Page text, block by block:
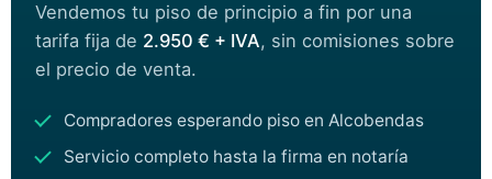
Vendemos tu piso de principio a fin por una
tarifa fija de 2.950 € + IVA, sin comisiones sobre
el precio de venta.
Compradores esperando piso en Alcobendas
Servicio completo hasta la firma en notaría